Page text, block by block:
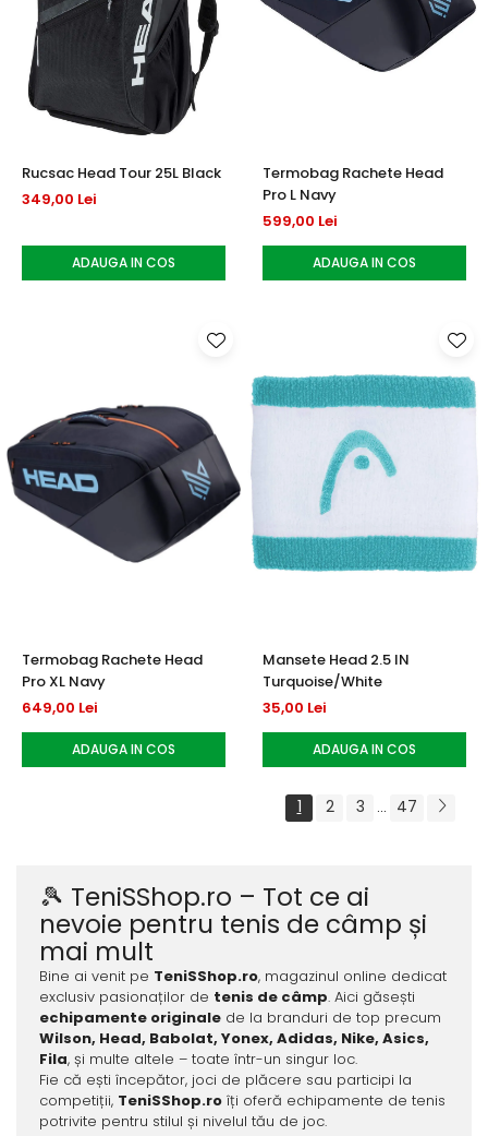
Rucsac Head Tour 25L Black
349,00 Lei
ADAUGA IN COS
Termobag Rachete Head
Pro L Navy
599,00 Lei
ADAUGA IN COS
Termobag Rachete Head
Pro XL Navy
649,00 Lei
ADAUGA IN COS
Mansete Head 2.5 IN
Turquoise/White
35,00 Lei
ADAUGA IN COS
1 2 3 ... 47
🎾 TeniSShop.ro – Tot ce ai
nevoie pentru tenis de câmp și
mai mult
Bine ai venit pe TeniSShop.ro, magazinul online dedicat
exclusiv pasionaților de tenis de câmp. Aici găsești
echipamente originalede la branduri de top precum
Wilson, Head, Babolat, Yonex, Adidas, Nike, Asics,
Fila, și multe altele – toate într-un singur loc.
Fie că ești începător, joci de plăcere sau participi la
competiții, TeniSShop.roîți oferă echipamente de tenis
potrivite pentru stilul și nivelul tău de joc.